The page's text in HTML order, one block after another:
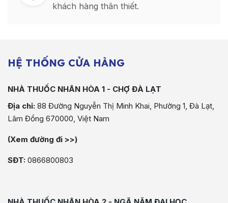
khách hàng thân thiết.
HỆ THỐNG CỬA HÀNG
NHÀ THUỐC NHÂN HÒA 1 - CHỢ ĐÀ LẠT
Địa chỉ: 88 Đường Nguyễn Thị Minh Khai, Phường 1, Đà Lạt,
Lâm Đồng 670000, Việt Nam
(Xem đường đi >>)
SĐT: 0866800803